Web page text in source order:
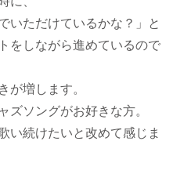
いただけているかな？」と
をしながら進めているので
が増します。
ズソングがお好きな方。
い続けたいと改めて感じま